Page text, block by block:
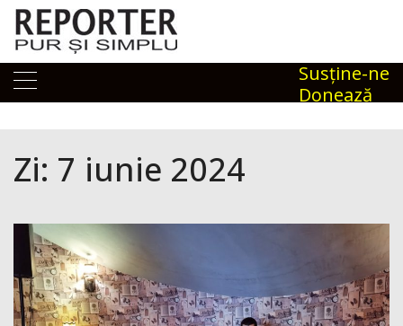
Skip
content
Susţine-ne
Donează
Zi: 7 iunie 2024